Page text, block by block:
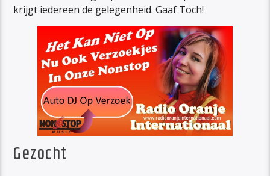
krijgt iedereen de gelegenheid. Gaaf Toch!
Gezocht